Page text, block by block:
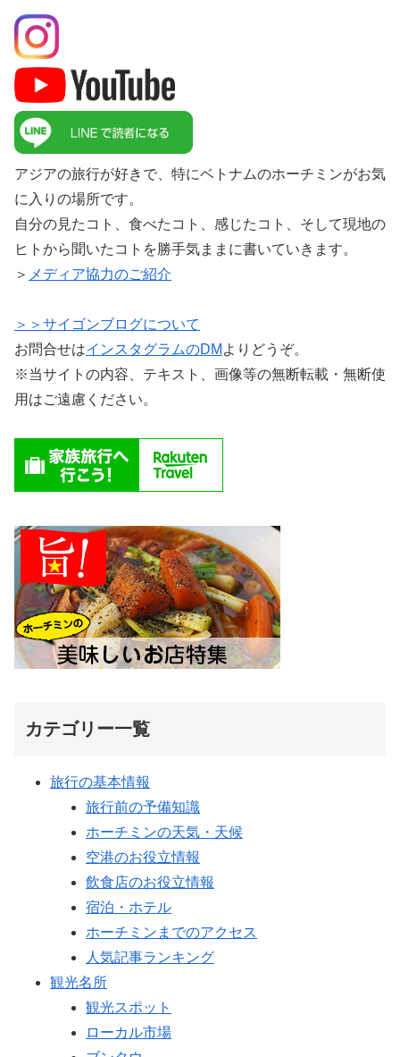
アジアの旅行が好きで、特にベトナムのホーチミンがお気
に入りの場所です。
自分の見たコト、食べたコト、感じたコト、そして現地の
ヒトから聞いたコトを勝手気ままに書いていきます。
＞ メディア協力のご紹介
＞＞サイゴンブログについて
お問合せはインスタグラムのDM よりどうぞ。
※当サイトの内容、テキスト、画像等の無断転載・無断使
用はご遠慮ください。
カテゴリー一覧
旅行の基本情報
旅行前の予備知識
ホーチミンの天気・天候
空港のお役立情報
飲食店のお役立情報
宿泊・ホテル
ホーチミンまでのアクセス
人気記事ランキング
観光名所
観光スポット
ローカル市場